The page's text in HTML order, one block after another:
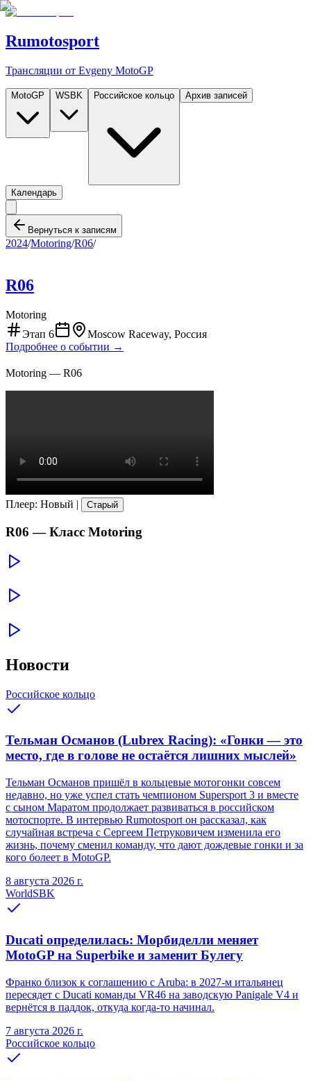
Rumotosport
Трансляции от Evgeny MotoGP
MotoGP WSBK Российское кольцо Архив записей
Календарь
Вернуться к записям
2024/Motoring/R06/
R06
Motoring
Этап 6
Moscow Raceway, Россия
Подробнее о событии →
Motoring — R06
Плеер: Новый | Старый
R06 — Класс Motoring
Новости
Российское кольцо
Тельман Османов (Lubrex Racing): «Гонки — это
место, где в голове не остаётся лишних мыслей»
Тельман Османов пришёл в кольцевые мотогонки совсем
недавно, но уже успел стать чемпионом Supersport 3 и вместе
с сыном Маратом продолжает развиваться в российском
мотоспорте. В интервью Rumotosport он рассказал, как
случайная встреча с Сергеем Петруковичем изменила его
жизнь, почему сменил команду, что дают дождевые гонки и за
кого болеет в MotoGP.
8 августа 2026 г.
WorldSBK
Ducati определилась: Морбиделли меняет
MotoGP на Superbike и заменит Булегу
Франко близок к соглашению с Aruba: в 2027-м итальянец
пересядет с Ducati команды VR46 на заводскую Panigale V4 и
вернётся в паддок, откуда когда-то начинал.
7 августа 2026 г.
Российское кольцо